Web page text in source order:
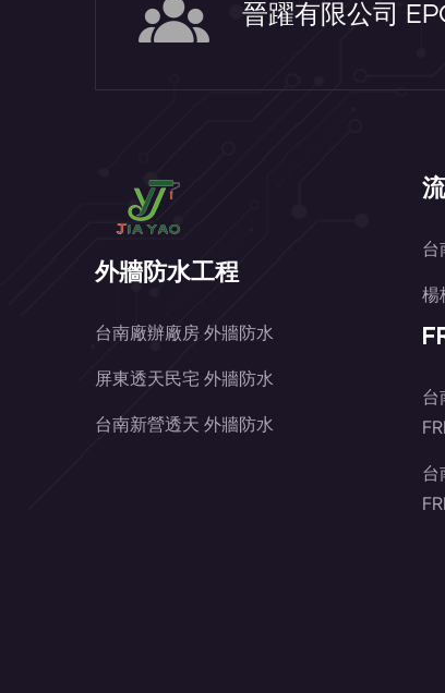
晉躍有限公司
外牆防水工程
台南廠辦廠房 外牆防水
屏東透天民宅 外牆防水
台南新營透天 外牆防水
台
楊
台
台